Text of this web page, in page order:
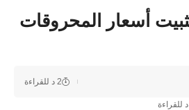
أسعار المحروقات
2 د للقراءة